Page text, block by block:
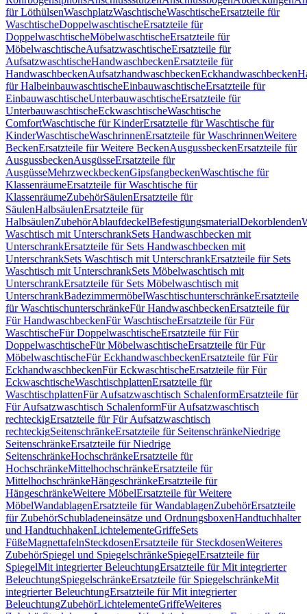
für LöthülsenWaschplatzWaschtischeWaschtischeErsatzteile für
WaschtischeDoppelwaschtischeErsatzteile für
DoppelwaschtischeMöbelwaschtischeErsatzteile für
MöbelwaschtischeAufsatzwaschtischeErsatzteile für
AufsatzwaschtischeHandwaschbeckenErsatzteile für
HandwaschbeckenAufsatzhandwaschbeckenEckhandwaschbecken
für HalbeinbauwaschtischeEinbauwaschtischeErsatzteile für
EinbauwaschtischeUnterbauwaschtischeErsatzteile für
UnterbauwaschtischeEckwaschtischeWaschtische
ComfortWaschtische für KinderErsatzteile für Waschtische für
KinderWaschtischeWaschrinnenErsatzteile für WaschrinnenWeitere
BeckenErsatzteile für Weitere BeckenAusgussbeckenErsatzteile für
AusgussbeckenAusgüsseErsatzteile für
AusgüsseMehrzweckbeckenGipsfangbeckenWaschtische für
KlassenräumeErsatzteile für Waschtische für
KlassenräumeZubehörSäulenErsatzteile für
SäulenHalbsäulenErsatzteile für
HalbsäulenZubehörAblaufdeckelBefestigungsmaterialDekorblenden
Waschtisch mit UnterschrankSets Handwaschbecken mit
UnterschrankErsatzteile für Sets Handwaschbecken mit
UnterschrankSets Waschtisch mit UnterschrankErsatzteile für Sets
Waschtisch mit UnterschrankSets Möbelwaschtisch mit
UnterschrankErsatzteile für Sets Möbelwaschtisch mit
UnterschrankBadezimmermöbelWaschtischunterschränkeErsatzteile
für WaschtischunterschränkeFür HandwaschbeckenErsatzteile für
Für HandwaschbeckenFür WaschtischeErsatzteile für Für
WaschtischeFür DoppelwaschtischeErsatzteile für Für
DoppelwaschtischeFür MöbelwaschtischeErsatzteile für Für
MöbelwaschtischeFür EckhandwaschbeckenErsatzteile für Für
EckhandwaschbeckenFür EckwaschtischeErsatzteile für Für
EckwaschtischeWaschtischplattenErsatzteile für
WaschtischplattenFür Aufsatzwaschtisch SchalenformErsatzteile für
Für Aufsatzwaschtisch SchalenformFür Aufsatzwaschtisch
rechteckigErsatzteile für Für Aufsatzwaschtisch
rechteckigSeitenschränkeErsatzteile für SeitenschränkeNiedrige
SeitenschränkeErsatzteile für Niedrige
SeitenschränkeHochschränkeErsatzteile für
HochschränkeMittelhochschränkeErsatzteile für
MittelhochschränkeHängeschränkeErsatzteile für
HängeschränkeWeitere MöbelErsatzteile für Weitere
MöbelWandablagenErsatzteile für WandablagenZubehörErsatzteile
für ZubehörSchubladeneinsätze und OrdnungsboxenHandtuchhalter
und HandtuchhakenLichtelementeGriffeSets
FüßeMagnettafelnSteckdosenErsatzteile für SteckdosenWeiteres
ZubehörSpiegel und SpiegelschränkeSpiegelErsatzteile für
SpiegelMit integrierter BeleuchtungErsatzteile für Mit integrierter
BeleuchtungSpiegelschränkeErsatzteile für SpiegelschränkeMit
integrierter BeleuchtungErsatzteile für Mit integrierter
BeleuchtungZubehörLichtelementeGriffeWeiteres